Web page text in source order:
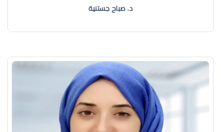
د. صباح جستنية